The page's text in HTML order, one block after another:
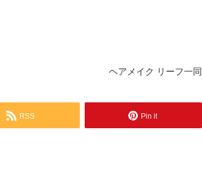
ヘアメイク リーフ一同
RSS Pin it